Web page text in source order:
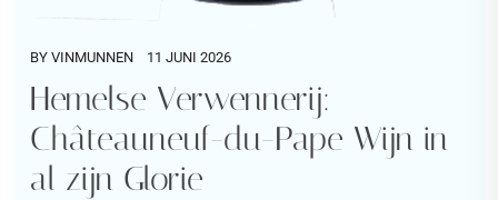
BY VINMUNNEN 11 JUNI 2026
Hemelse Verwennerij:
Châteauneuf-du-Pape Wijn in
al zijn Glorie